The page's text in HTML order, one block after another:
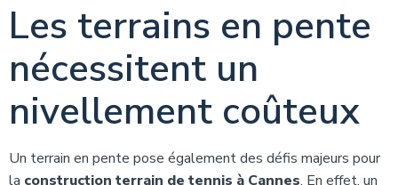
Les terrains en pente
nécessitent un
nivellement coûteux
Un terrain en pente pose également des défis majeurs pour
la construction terrain de tennis à Cannes. En effet, un